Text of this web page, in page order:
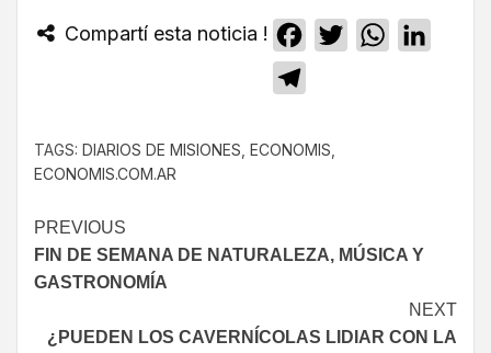
Compartí esta noticia ! Facebook
TwitterWhatsApp
TAGS: DIARIOS DE MISIONES ECONOMIS
ECONOMIS.COM.AR
PREVIOUS
FIN DE SEMANA DE NATURALEZA, MÚSICA Y
GASTRONOMÍA
NEXT
¿PUEDEN LOS CAVERNÍCOLAS LIDIAR CON LA